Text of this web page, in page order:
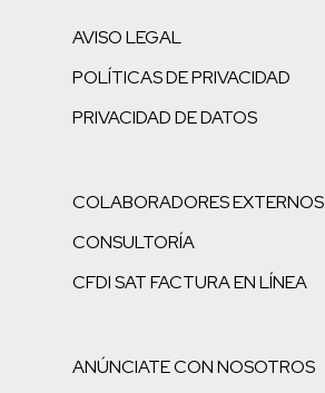
AVISO LEGAL
POLÍTICAS DE PRIVACIDAD
PRIVACIDAD DE DATOS
COLABORADORES EXTERNOS
CONSULTORÍA
CFDI SAT FACTURA EN LÍNEA
ANÚNCIATE CON NOSOTROS